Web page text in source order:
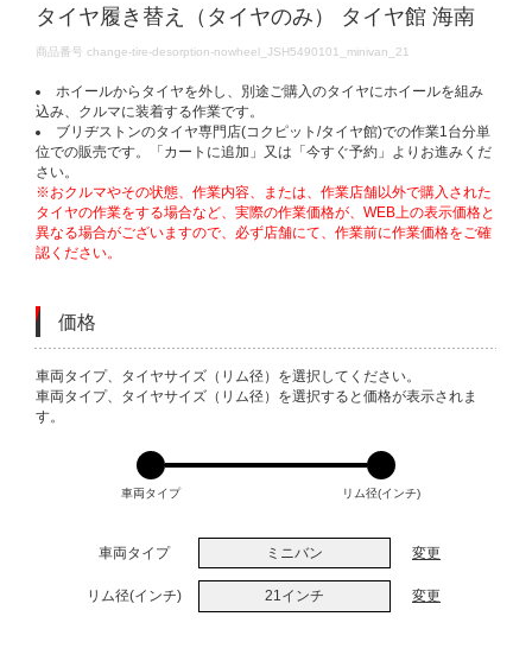
タイヤ履き替え（タイヤのみ） タイヤ館 海南
DETAILS
商品番号 change-tire-desorption-nowheel_JSH5490101_minivan_21
ホイールからタイヤを外し、別途ご購入のタイヤにホイールを組み
込み、クルマに装着する作業です。
ブリヂストンのタイヤ専門店(コクピット/タイヤ館)での作業1台分単
位での販売です。「カートに追加」又は「今すぐ予約」よりお進みくだ
さい。
※おクルマやその状態、作業内容、または、作業店舗以外で購入された
タイヤの作業をする場合など、実際の作業価格が、WEB上の表示価格と
異なる場合がございますので、必ず店舗にて、作業前に作業価格をご確
認ください。
価格
VARIATIONS
車両タイプ、タイヤサイズ（リム径）を選択してください。
車両タイプ、タイヤサイズ（リム径）を選択すると価格が表示されま
す。
車両タイプ リム径(インチ)
車両タイプ ミニバン 変更
リム径(インチ) 21インチ 変更